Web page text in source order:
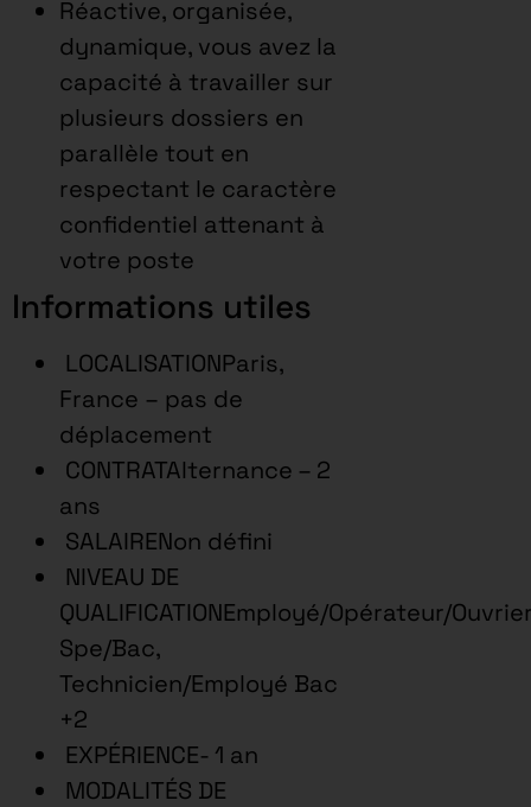
Réactive, organisée,
dynamique, vous avez la
capacité à travailler sur
plusieurs dossiers en
parallèle tout en
respectant le caractère
confidentiel attenant à
votre poste
Informations utiles
LOCALISATIONParis,
France – pas de
déplacement
CONTRATAlternance – 2
ans
SALAIRENon défini
NIVEAU DE
QUALIFICATIONEmployé/Opérateur/
Spe/Bac,
Technicien/Employé Bac
+2
EXPÉRIENCE- 1 an
MODALITÉS DE